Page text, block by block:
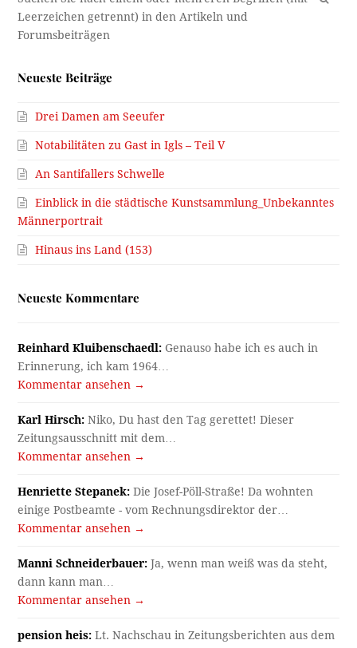
Neueste Beiträge
Drei Damen am Seeufer
Notabilitäten zu Gast in Igls – Teil V
An Santifallers Schwelle
Einblick in die städtische Kunstsammlung_Unbekanntes
Männerportrait
Hinaus ins Land (153)
Neueste Kommentare
Reinhard Kluibenschaedl: Genauso habe ich es auch in
Erinnerung, ich kam 1964…
Kommentar ansehen →
Karl Hirsch: Niko, Du hast den Tag gerettet! Dieser
Zeitungsausschnitt mit dem…
Kommentar ansehen →
Henriette Stepanek: Die Josef-Pöll-Straße! Da wohnten
einige Postbeamte - vom Rechnungsdirektor der…
Kommentar ansehen →
Manni Schneiderbauer: Ja, wenn man weiß was da steht,
dann kann man…
Kommentar ansehen →
pension heis: Lt. Nachschau in Zeitungsberichten aus dem